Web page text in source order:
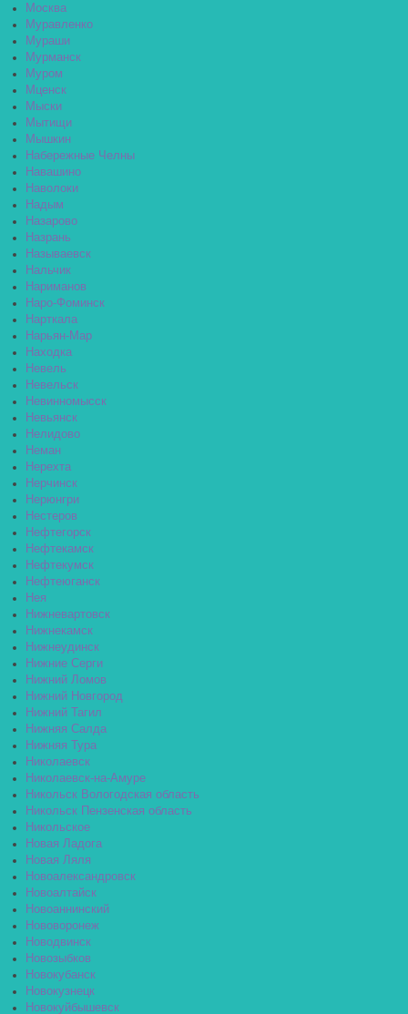
Москва
Муравленко
Мураши
Мурманск
Муром
Мценск
Мыски
Мытищи
Мышкин
Набережные Челны
Навашино
Наволоки
Надым
Назарово
Назрань
Называевск
Нальчик
Нариманов
Наро-Фоминск
Нарткала
Нарьян-Мар
Находка
Невель
Невельск
Невинномысск
Невьянск
Нелидово
Неман
Нерехта
Нерчинск
Нерюнгри
Нестеров
Нефтегорск
Нефтекамск
Нефтекумск
Нефтеюганск
Нея
Нижневартовск
Нижнекамск
Нижнеудинск
Нижние Серги
Нижний Ломов
Нижний Новгород
Нижний Тагил
Нижняя Салда
Нижняя Тура
Николаевск
Николаевск-на-Амуре
Никольск Вологодская область
Никольск Пензенская область
Никольское
Новая Ладога
Новая Ляля
Новоалександровск
Новоалтайск
Новоаннинский
Нововоронеж
Новодвинск
Новозыбков
Новокубанск
Новокузнецк
Новокуйбышевск